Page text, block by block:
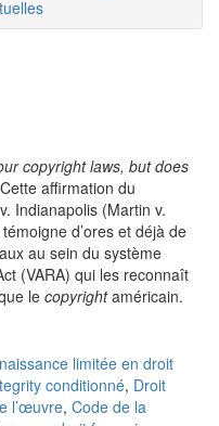
copyright laws, but does
affirmation du
Indianapolis (Martin v.
d’ores et déjà de
au sein du système
(VARA) qui les reconnaît
le copyrightaméricain.
limitée en droit
conditionné, Droit
l’œuvre, Code de la